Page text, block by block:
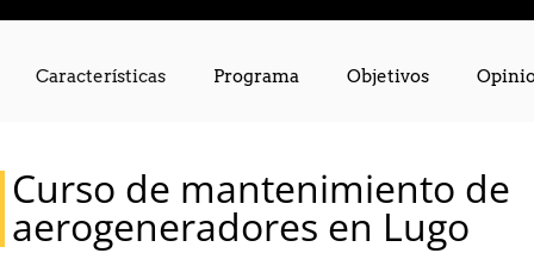
Características Programa Objetivos
Curso de mantenimiento de
aerogeneradores en Lugo